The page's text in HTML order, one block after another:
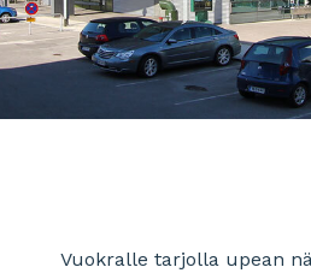
Vuokralle tarjolla upean